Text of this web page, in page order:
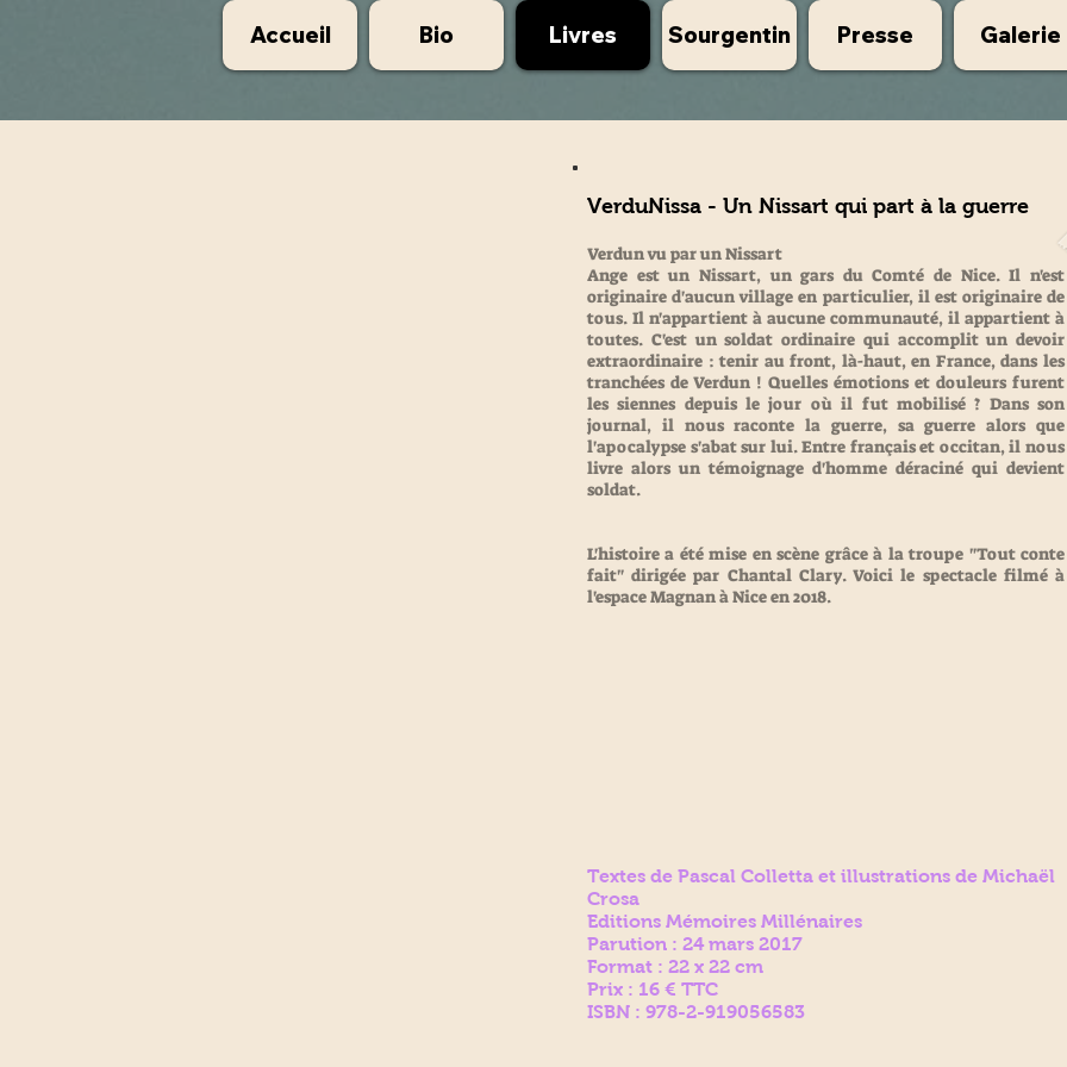
Accueil Bio Livres Sourgentin Presse Galerie
VerduNissa - Un Nissart qui part à la guerre
Verdun vu par un Nissart
Ange est un Nissart, un gars du Comté de Nice. Il n'est
originaire d'aucun village en particulier, il est originaire de
tous. Il n'appartient à aucune communauté, il appartient à
toutes. C'est un soldat ordinaire qui accomplit un devoir
extraordinaire : tenir au front, là-haut, en France, dans les
tranchées de Verdun ! Quelles émotions et douleurs furent
les siennes depuis le jour où il fut mobilisé ? Dans son
journal, il nous raconte la guerre, sa guerre alors que
l'apocalypse s'abat sur lui. Entre français et occitan, il nous
livre alors un témoignage d'homme déraciné qui devient
soldat.
L'histoire a été mise en scène grâce à la troupe "Tout conte
fait" dirigée par Chantal Clary. Voici le spectacle filmé à
l'espace Magnan à Nice en 2018.
Textes de Pascal Colletta et illustrations de Michaël
Crosa
Editions Mémoires Millénaires
Parution : 24 mars 2017
Format : 22 x 22 cm
Prix : 16 € TTC
ISBN : 978-2-919056583